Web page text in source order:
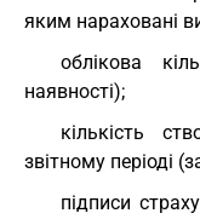
яким нараховані
облікова
наявності);
кількість
звітному періоді
підписи